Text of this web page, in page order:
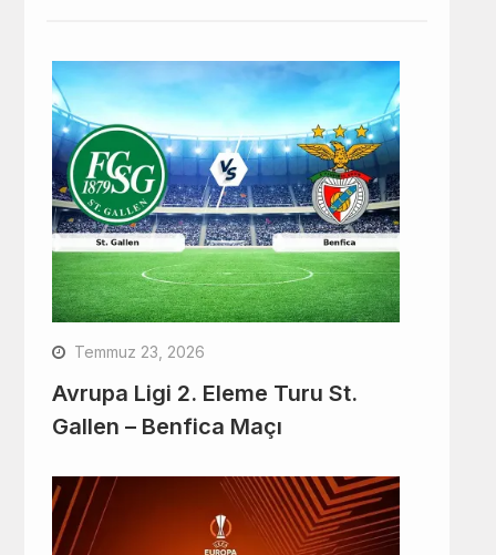
Temmuz 23, 2026
Avrupa Ligi 2. Eleme Turu St.
Gallen – Benfica Maçı